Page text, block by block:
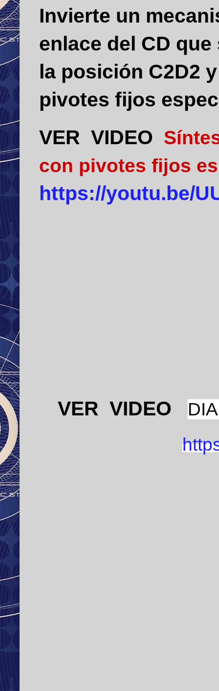
Invierte un
enlace del CD
la posición C2D2
pivotes fijos
VER VIDEO
con pivotes fijos
https://youtu.be/
VER VIDEO